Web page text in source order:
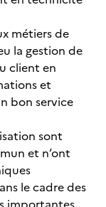
métiers de
la gestion de
client en
et
bon service
sont
et n’ont
le cadre des